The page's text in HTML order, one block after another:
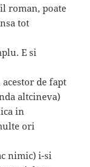
roman, poate
tot
E si
de fapt
altcineva)
in
ori
nimic) i-si